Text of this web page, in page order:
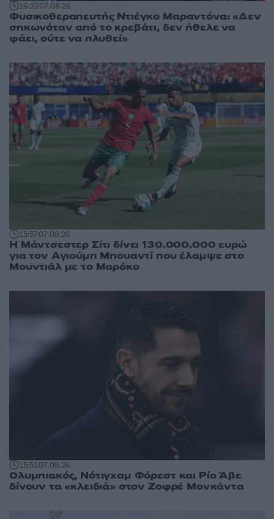
16:2207.08.26
Φυσικοθεραπευτής Ντιέγκο Μαραντόνα: «Δεν
σηκωνόταν από το κρεβάτι, δεν ήθελε να
φάει, ούτε να πλυθεί»
15:5707.08.26
Η Μάντσεστερ Σίτι δίνει 130.000.000 ευρώ
για τον Αγιούμπ Μπουαντί που έλαμψε στο
Μουντιάλ με το Μαρόκο
15:5107.08.26
Ολυμπιακός, Νότιγχαμ Φόρεστ και Ρίο Άβε
δίνουν τα «κλειδιά» στον Ζοφρέ Μονκάντα